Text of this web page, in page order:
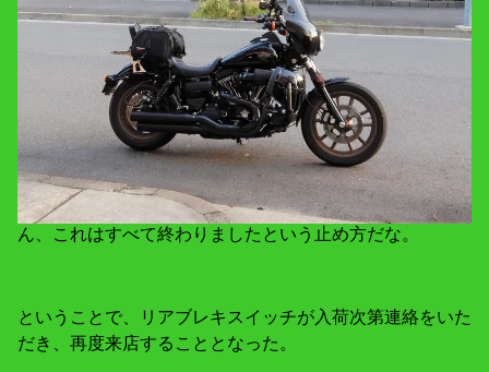
ん、これはすべて終わりましたという止め方だな。
ということで、リアブレキスイッチが入荷次第連絡をいた
だき、再度来店することとなった。